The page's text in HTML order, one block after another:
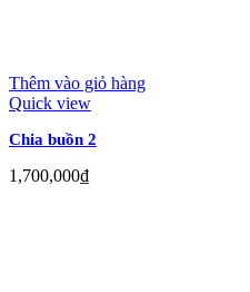
Thêm vào giỏ hàng
Quick view
Chia buồn 2
1,700,000₫